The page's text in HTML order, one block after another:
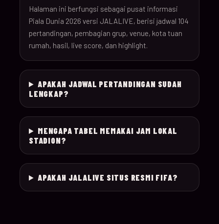
26
18-Jun-
26
12:00
18-Jun-
26
Switzerland v
Herzegovina
027
18-Jun-
15:00 Canada v Qatar
028
26
19:00 Mexico v South
029 21:00 Brazil v Haiti
Halaman ini berfungsi sebagai pusat informasi
Piala Dunia 2026 versi JALALIVE, berisi jadwal 104
pertandingan, pembagian grup, venue, kota tuan
rumah, hasil, live score, dan highlight.
APAKAH JADWAL PERTANDINGAN SUDAH
LENGKAP?
MENGAPA TABEL MEMAKAI JAM LOKAL
STADION?
APAKAH JALALIVE SITUS RESMI FIFA?